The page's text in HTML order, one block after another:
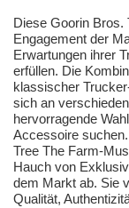
Diese Goorin Bros.
Engagement der
Erwartungen ihrer
erfüllen. Die
klassischer
sich an
hervorragende
Accessoire
Tree The Farm-
Hauch von
dem Markt ab. Sie
Qualität,